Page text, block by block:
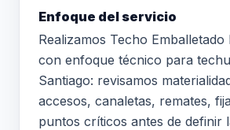
Enfoque del servicio
Realizamos Techo Emballetado
con enfoque técnico para
Santiago: revisamos
accesos, canaletas, remates,
puntos críticos antes de definir